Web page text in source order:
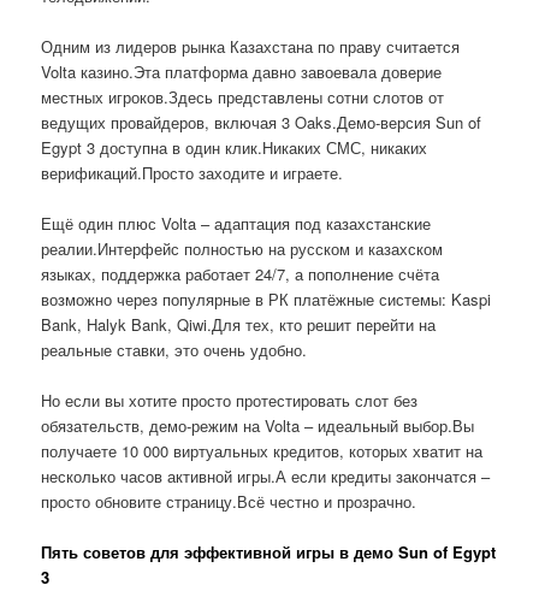
Одним из лидеров рынка Казахстана по праву считается
Volta казино.Эта платформа давно завоевала доверие
местных игроков.Здесь представлены сотни слотов от
ведущих провайдеров, включая 3 Oaks.Демо-версия Sun of
Egypt 3 доступна в один клик.Никаких СМС, никаких
верификаций.Просто заходите и играете.
Ещё один плюс Volta – адаптация под казахстанские
реалии.Интерфейс полностью на русском и казахском
языках, поддержка работает 24/7, а пополнение счёта
возможно через популярные в РК платёжные системы: Kaspi
Bank, Halyk Bank, Qiwi.Для тех, кто решит перейти на
реальные ставки, это очень удобно.
Но если вы хотите просто протестировать слот без
обязательств, демо-режим на Volta – идеальный выбор.Вы
получаете 10 000 виртуальных кредитов, которых хватит на
несколько часов активной игры.А если кредиты закончатся –
просто обновите страницу.Всё честно и прозрачно.
Пять советов для эффективной игры в демо Sun of Egypt
3